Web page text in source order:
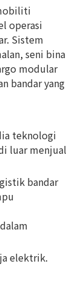
operasi
Sistem
seni bina
modular
bandar yang
teknologi
luar menjual
bandar
elektrik.